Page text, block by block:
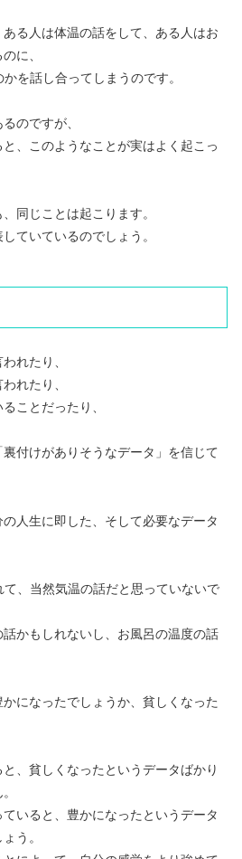
る人は体温の話をして、ある人はお
に、
を話し合ってしまうのです。
のですが、
、このようなことが実はよく起こっ
同じことは起こります。
ていているのでしょう。
れたり、
れたり、
ことだったり、
付けがありそうなデータ」を信じて
人生に即した、そして必要なデータ
て、当然気温の話だと思っていないで
かもしれないし、お風呂の温度の話
になったでしょうか、貧しくなった
、貧しくなったというデータばかり
いると、豊かになったというデータ
う。